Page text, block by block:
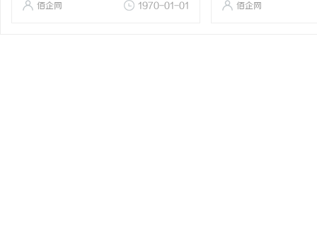
佰企网 1970-01-01 佰企网